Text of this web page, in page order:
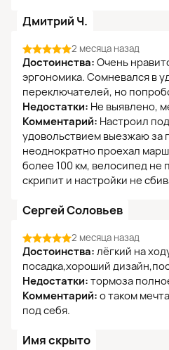
Дмитрий Ч.
2 месяца назад
Достоинства: Очень
эргономика. Сомневался в
переключателей, но
Недостатки: Не выявлено,
Комментарий: Настроил
удовольствием выезжаю за
неоднократно проехал
более 100 км, велосипед не
скрипит и настройки не
Сергей Соловьев
2 месяца назад
Достоинства: лёгкий на
посадка,хороший
Недостатки: тормоза
Комментарий: о таком
под себя.
Имя скрыто